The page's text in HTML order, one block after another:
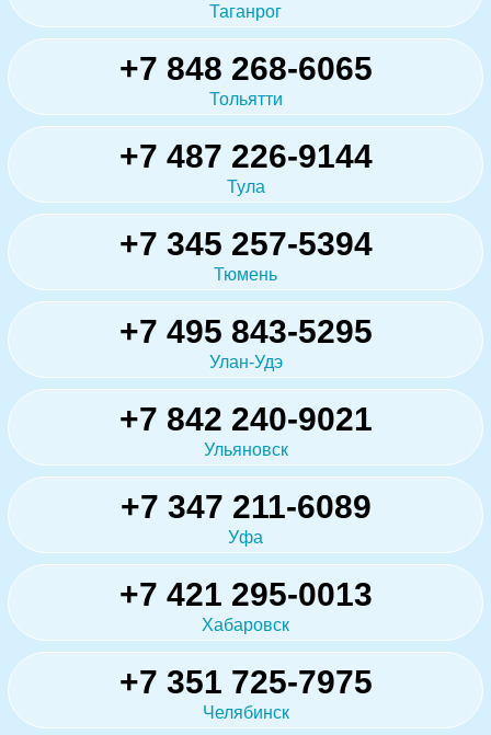
Таганрог
+7 848 268-6065
Тольятти
+7 487 226-9144
Тула
+7 345 257-5394
Тюмень
+7 495 843-5295
Улан-Удэ
+7 842 240-9021
Ульяновск
+7 347 211-6089
Уфа
+7 421 295-0013
Хабаровск
+7 351 725-7975
Челябинск